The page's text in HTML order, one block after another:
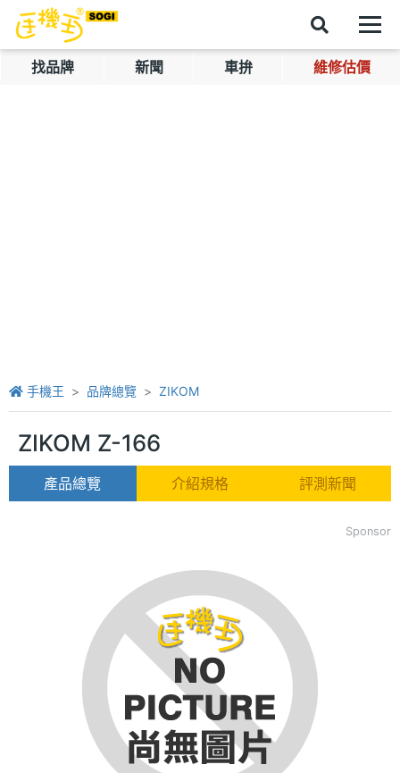
找品牌 新聞 車拚 維修估價
手機王 品牌總覽 ZIKOM
ZIKOM Z-166
產品總覽 介紹規格 評測新聞
Sponsor